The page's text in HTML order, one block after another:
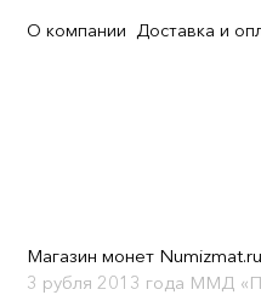
О компании Доставка и
Магазин монет Numizmat.ru
3 рубля 2013 года ММД